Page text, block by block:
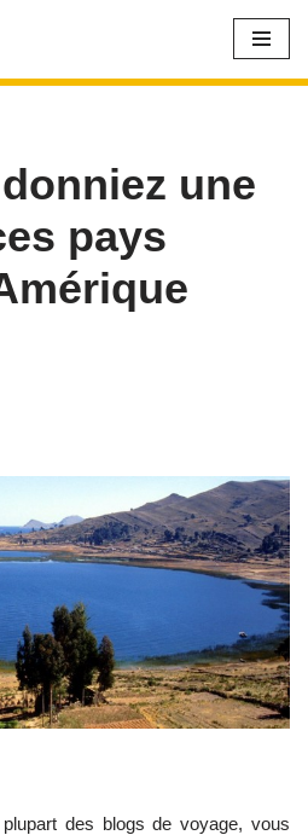
une
pays
des blogs de voyage, vous